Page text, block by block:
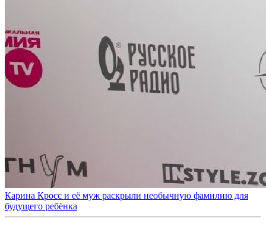
Карина Кросс и её муж раскрыли необычную фамилию для
будущего ребёнка